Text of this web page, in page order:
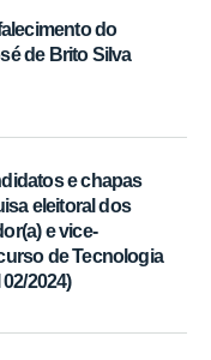
do
de Brito Silva
e chapas
eleitoral dos
e vice-
de Tecnologia
2024)